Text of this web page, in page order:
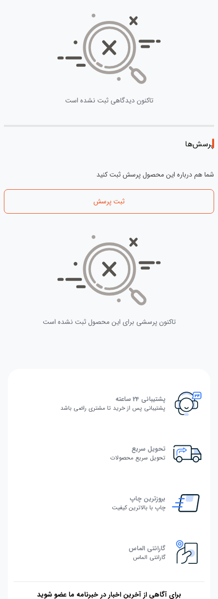
تاکنون دیدگاهی ثبت نشده است
پرسش‌ها
شما هم درباره این محصول پرسش ثبت کنید
ثبت پرسش
تاکنون پرسشی برای این محصول ثبت نشده است
پشتیبانی 24 ساعته
پشتیبانی پس از خرید تا مشتری راضی باشد
تحویل سریع
تحویل سریع محصولات
بروزترین چاپ
چاپ با بالاترین کیفیت
گارانتی الماس
گارانتی الماس
برای آگاهی از آخرین اخبار در خبرنامه ما عضو شوید